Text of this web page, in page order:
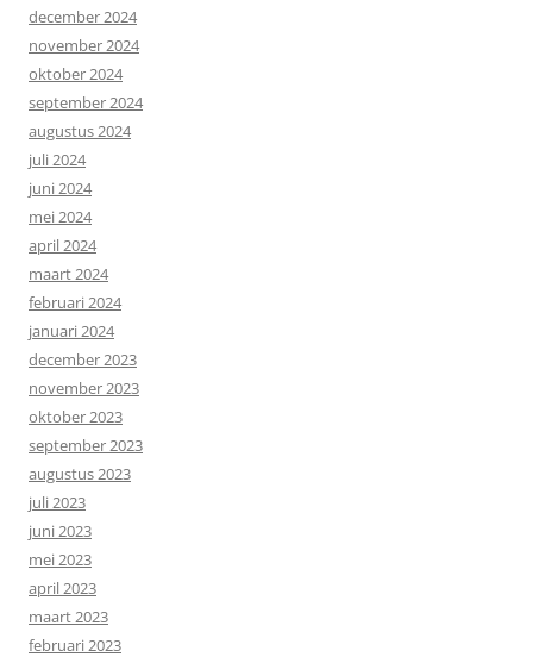
december 2024
november 2024
oktober 2024
september 2024
augustus 2024
juli 2024
juni 2024
mei 2024
april 2024
maart 2024
februari 2024
januari 2024
december 2023
november 2023
oktober 2023
september 2023
augustus 2023
juli 2023
juni 2023
mei 2023
april 2023
maart 2023
februari 2023